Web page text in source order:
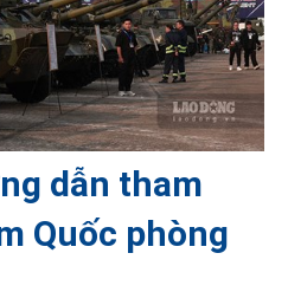
dẫn tham
Quốc phòng